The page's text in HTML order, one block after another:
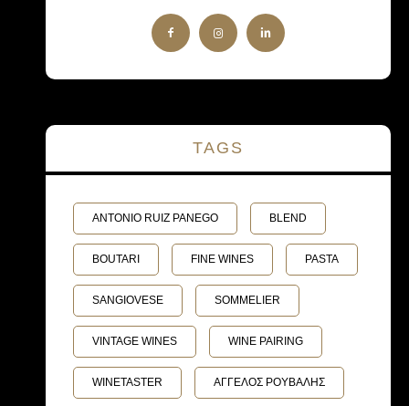
TAGS
ANTONIO RUIZ PANEGO BLEND
BOUTARI FINE WINES PASTA
SANGIOVESE SOMMELIER
VINTAGE WINES WINE PAIRING
WINETASTER ΑΓΓΕΛΟΣ ΡΟΥΒΑΛΗΣ